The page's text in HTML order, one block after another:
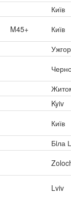
Київ
M45+
Київ
Kyiv
Київ
Бiла
Lviv